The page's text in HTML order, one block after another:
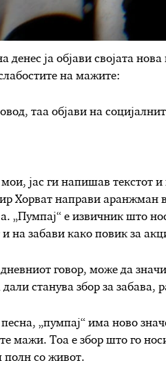
денес ја објави својата
на мажите:
таа објави на
јас ги напишав текстот и
Хорват направи аранжман
„Пумпај“ е извичник што
и на забави како повик за
говор, може да значи
дали станува збор за забава,
„пумпај“ има ново
мажи. Тоа е збор што го
полн со живот.